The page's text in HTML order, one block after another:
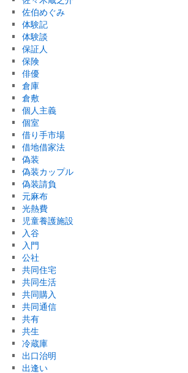
佐伯めぐみ
体験記
体験談
保証人
保険
俳優
倉庫
倉敷
個人主義
個室
借り手市場
借地借家法
偽装
偽装カップル
偽装請負
元麻布
光熱費
児童養護施設
入谷
入門
公社
共同住宅
共同生活
共同購入
共同通信
共有
共生
冷蔵庫
出口治明
出逢い